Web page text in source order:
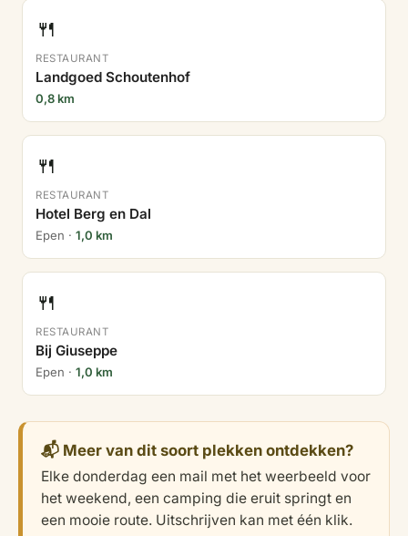
🍴
RESTAURANT
Landgoed Schoutenhof
0,8 km
🍴
RESTAURANT
Hotel Berg en Dal
Epen · 1,0 km
🍴
RESTAURANT
Bij Giuseppe
Epen · 1,0 km
📬 Meer van dit soort plekken ontdekken?
Elke donderdag een mail met het weerbeeld voor
het weekend, een camping die eruit springt en
een mooie route. Uitschrijven kan met één klik.